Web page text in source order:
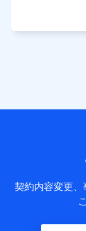
当社又は株式会
送信履歴など
約に関する情報
名、住所、生年
保険加入の目的
契約内容変更、